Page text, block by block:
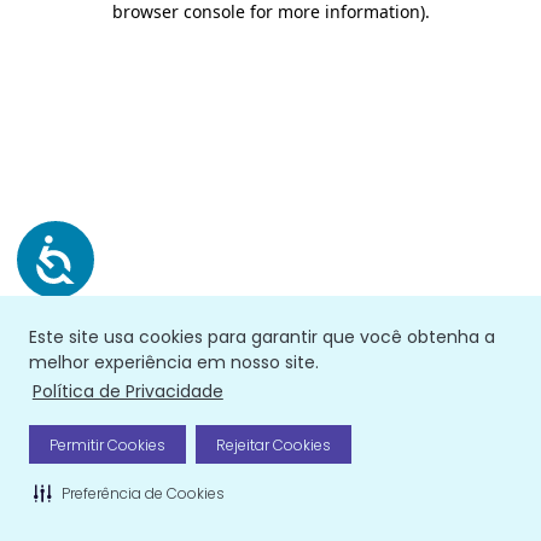
Este site usa cookies para garantir que você obtenha a
melhor experiência em nosso site.
Política de Privacidade
Permitir Cookies Rejeitar Cookies
Preferência de Cookies
browser console for more information).